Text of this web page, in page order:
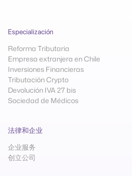
Especialización
Reforma Tributaria
Empresa extranjera en Chile
Inversiones Financieras
Tributación Crypto
Devolución IVA 27 bis
Sociedad de Médicos
法律和企业
企业服务
创立公司